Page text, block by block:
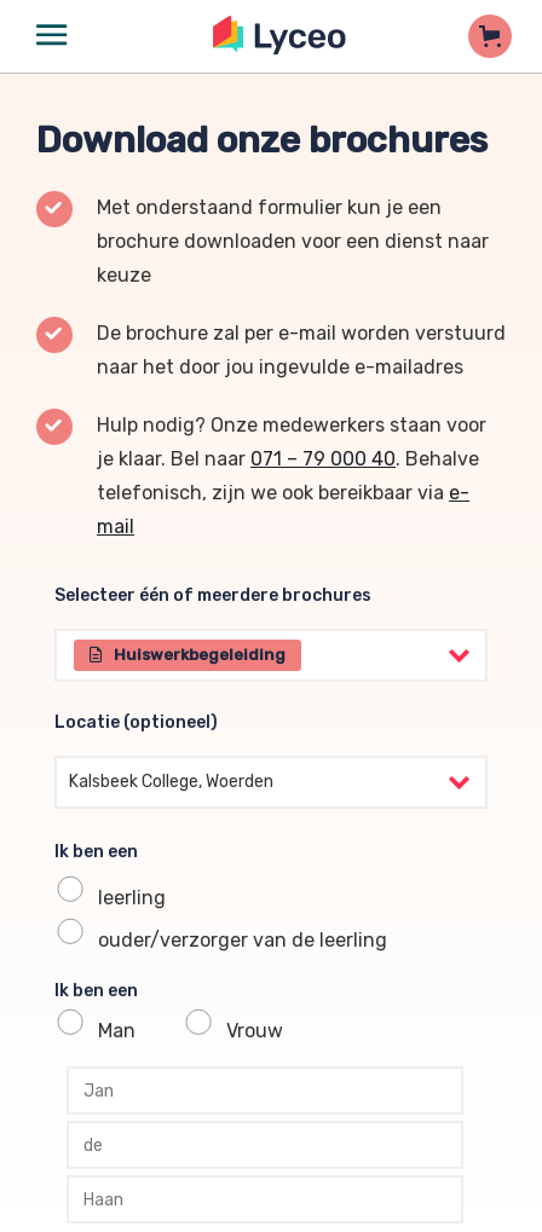
Download onze brochures
Met onderstaand formulier kun je een
brochure downloaden voor een dienst naar
keuze
De brochure zal per e-mail worden verstuurd
naar het door jou ingevulde e-mailadres
Hulp nodig? Onze medewerkers staan voor
je klaar. Bel naar 071 – 79 000 40. Behalve
telefonisch, zijn we ook bereikbaar via e-
mail
Selecteer één of meerdere brochures
Selecteer één of meerdere brochures
Huiswerkbegeleiding
Locatie (optioneel)
Locatie (optioneel)
Kalsbeek College, Woerden
Ik ben een
leerling
ouder/verzorger van de leerling
Ik ben een
Man Vrouw
profile voornaam
profile tussenvoegsel
profile achternaam